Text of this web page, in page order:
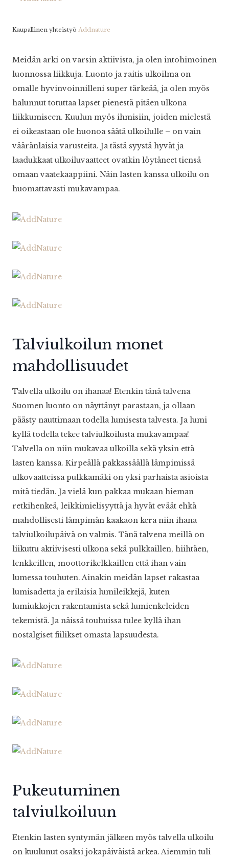
Kaupallinen yhteistyö Addnature
Meidän arki on varsin aktiivista, ja olen intohimoinen
luonnossa liikkuja. Luonto ja raitis ulkoilma on
omalle hyvinvoinnilleni super tärkeää, ja olen myös
halunnut totuttaa lapset pienestä pitäen ulkona
liikkumiseen. Kuulun myös ihmisiin, joiden mielestä
ei oikeastaan ole huonoa säätä ulkoilulle – on vain
vääränlaisia varusteita. Ja tästä syystä hyvät ja
laadukkaat ulkoiluvaatteet ovatkin löytäneet tiensä
omaan vaatekaappiini. Näin lasten kanssa ulkoilu on
huomattavasti mukavampaa.
Talviulkoilun monet
mahdollisuudet
Talvella ulkoilu on ihanaa! Etenkin tänä talvena
Suomen luonto on näyttänyt parastaan, ja ollaan
päästy nauttimaan todella lumisesta talvesta. Ja lumi
kyllä todella tekee talviulkoilusta mukavampaa!
Talvella on niin mukavaa ulkoilla sekä yksin että
lasten kanssa. Kirpeällä pakkassäällä lämpimissä
ulkovaatteissa pulkkamäki on yksi parhaista asioista
mitä tiedän. Ja vielä kun pakkaa mukaan hieman
retkihenkeä, leikkimielisyyttä ja hyvät eväät ehkä
mahdollisesti lämpimän kaakaon kera niin ihana
talviulkoilupäivä on valmis. Tänä talvena meillä on
liikuttu aktiivisesti ulkona sekä pulkkaillen, hiihtäen,
lenkkeillen, moottorikelkkaillen että ihan vain
lumessa touhuten. Ainakin meidän lapset rakastaa
lumisadetta ja erilaisia lumileikkejä, kuten
lumiukkojen rakentamista sekä lumienkeleiden
tekemistä. Ja näissä touhuissa tulee kyllä ihan
nostalgiset fiilikset omasta lapsuudesta.
Pukeutuminen
talviulkoiluun
Etenkin lasten syntymän jälkeen myös talvella ulkoilu
on kuulunut osaksi jokapäiväistä arkea. Aiemmin tuli